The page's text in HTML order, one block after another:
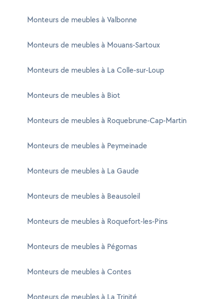
Monteurs de meubles à Valbonne
Monteurs de meubles à Mouans-Sartoux
Monteurs de meubles à La Colle-sur-Loup
Monteurs de meubles à Biot
Monteurs de meubles à Roquebrune-Cap-Martin
Monteurs de meubles à Peymeinade
Monteurs de meubles à La Gaude
Monteurs de meubles à Beausoleil
Monteurs de meubles à Roquefort-les-Pins
Monteurs de meubles à Pégomas
Monteurs de meubles à Contes
Monteurs de meubles à La Trinité